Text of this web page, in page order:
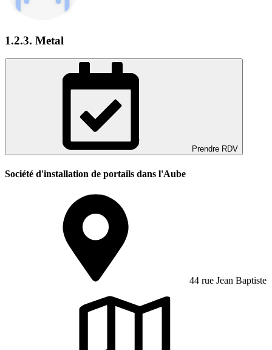
1.2.3. Metal
Prendre RDV
Société d'installation de portails dans l'Aube
44 rue Jean Baptiste